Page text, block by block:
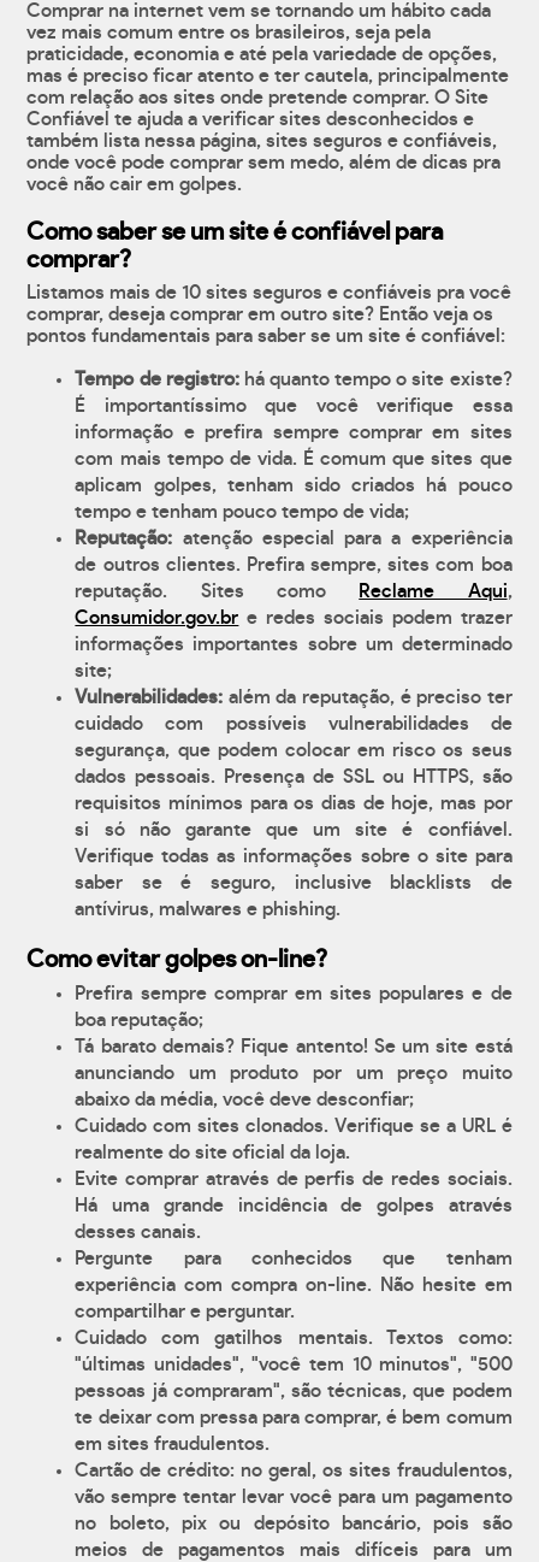
Comprar na internet vem se tornando um hábito cada
vez mais comum entre os brasileiros, seja pela
praticidade, economia e até pela variedade de opções,
mas é preciso ficar atento e ter cautela, principalmente
com relação aos sites onde pretende comprar. O Site
Confiável te ajuda a verificar sites desconhecidos e
também lista nessa página, sites seguros e confiáveis,
onde você pode comprar sem medo, além de dicas pra
você não cair em golpes.
Como saber se um site é confiável para
comprar?
Listamos mais de 10 sites seguros e confiáveis pra você
comprar, deseja comprar em outro site? Então veja os
pontos fundamentais para saber se um site é confiável:
Tempo de registro:há quanto tempo o site existe?
É importantíssimo que você verifique essa
informação e prefira sempre comprar em sites
com mais tempo de vida. É comum que sites que
aplicam golpes, tenham sido criados há pouco
tempo e tenham pouco tempo de vida;
Reputação: atenção especial para a experiência
de outros clientes. Prefira sempre, sites com boa
reputação. Sites como
Reclame Aqui,
Consumidor.gov.br e redes sociais podem trazer
informações importantes sobre um determinado
site;
Vulnerabilidades: além da reputação, é preciso ter
cuidado com possíveis vulnerabilidades de
segurança, que podem colocar em risco os seus
dados pessoais. Presença de SSL ou HTTPS, são
requisitos mínimos para os dias de hoje, mas por
si só não garante que um site é confiável.
Verifique todas as informações sobre o site para
saber se é seguro, inclusive blacklists de
antívirus, malwares e phishing.
Como evitar golpes on-line?
Prefira sempre comprar em sites populares e de
boa reputação;
Tá barato demais? Fique antento! Se um site está
anunciando um produto por um preço muito
abaixo da média, você deve desconfiar;
Cuidado com sites clonados. Verifique se a URL é
realmente do site oficial da loja.
Evite comprar através de perfis de redes sociais.
Há uma grande incidência de golpes através
desses canais.
Pergunte para conhecidos que tenham
experiência com compra on-line. Não hesite em
compartilhar e perguntar.
Cuidado com gatilhos mentais. Textos como:
"últimas unidades", "você tem 10 minutos", "500
pessoas já compraram", são técnicas, que podem
te deixar com pressa para comprar, é bem comum
em sites fraudulentos.
Cartão de crédito: no geral, os sites fraudulentos,
vão sempre tentar levar você para um pagamento
no boleto, pix ou depósito bancário, pois são
meios de pagamentos mais difíceis para um